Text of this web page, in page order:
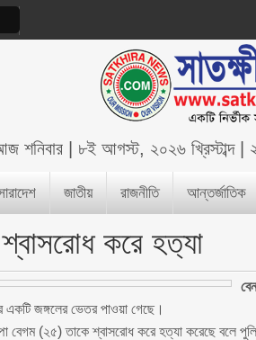
শনিবার ৮ই আগস্ট, ২০২৬ খ্রিস্টাব্দ|
জাতীয় রাজনীতি আন্তর্জাতিক
করে হত‍্যা
একটি জঙ্গলের ভেতর পাওয়া গেছে।
বেগম (২৫) তাকে শ্বাসরোধ করে হত্যা করেছে বলে